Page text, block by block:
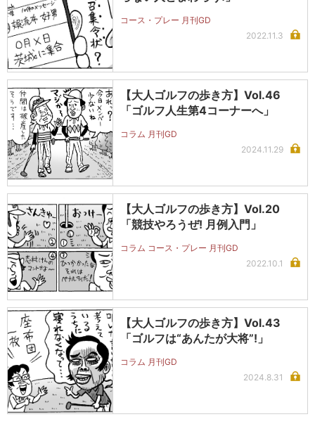
コース・プレー 月刊GD
2022.11.3
【大人ゴルフの歩き方】Vol.46
「ゴルフ人生第4コーナーへ」
コラム 月刊GD
2024.11.29
【大人ゴルフの歩き方】Vol.20
「競技やろうぜ! 月例入門」
コラム コース・プレー 月刊GD
2022.10.1
【大人ゴルフの歩き方】Vol.43
「ゴルフは“あんたが大将”!」
コラム 月刊GD
2024.8.31